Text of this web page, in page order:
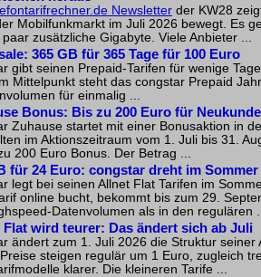
Newsletter der KW28
Mobilfunkmarkt im Juli 2026 bewegt. Es
zusätzliche Gigabyte. Viele Anbieter ...
365 GB für 365 Tage für 100 Euro
gibt seinen Prepaid-Tarifen für wenige
Mittelpunkt steht das congstar Prepaid
für einmalig ...
Bonus: Bis zu 200 Euro für
Zuhause startet mit einer Bonusaktion in
im Aktionszeitraum vom 1. Juli bis 31.
200 Euro Bonus. Der Betrag ...
für 24 Euro: congstar dreht im Sommer
legt bei seinen Allnet Flat Tarifen im
online bucht, bekommt bis zum 29.
Datenvolumen als in den regulären
wird teurer: Das ändert sich ab Juli
ändert zum 1. Juli 2026 die Struktur seiner
steigen regulär um 1 Euro, zugleich
klarer. Die kleineren Tarife ...